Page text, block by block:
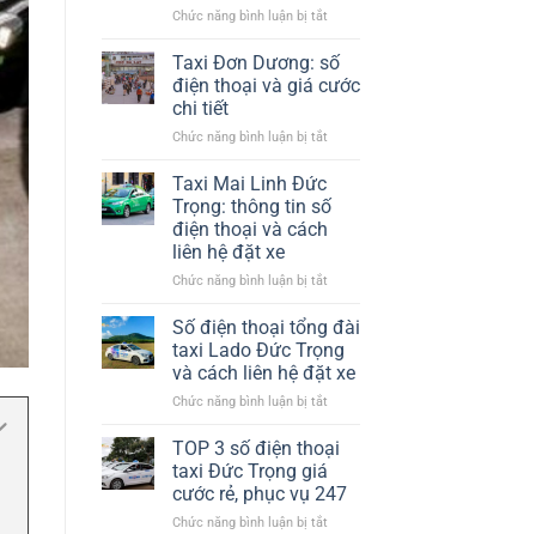
Chỗ
Hà
Nội
Chức năng bình luận bị tắtở
Trang
Lạt
xe
không?
Taxi Đơn Dương: số
điện thoại và giá cước
chi tiết
Chức năng bình luận bị tắtở
Dương:
số
điện
và
cước
chi
tiết
Taxi Mai Linh Đức
Trọng: thông tin số
điện thoại và cách
liên hệ đặt xe
Chức năng bình luận bị tắtở
Mai
Linh
Đức
Trọng:
thông
số
điện
thoại
và
cách
Số điện thoại tổng đài
taxi Lado Đức Trọng
và cách liên hệ đặt xe
Chức năng bình luận bị tắtở
điện
thoại
tổng
đài
taxi
TOP 3 số điện thoại
taxi Đức Trọng giá
cước rẻ, phục vụ 247
Chức năng bình luận bị tắtở